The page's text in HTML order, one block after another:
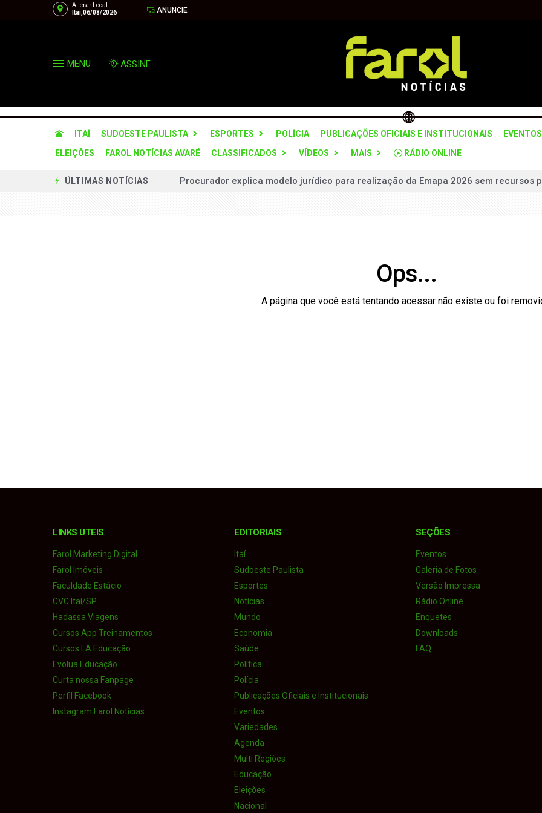
Alterar Local
Itaí,06/08/2026
ANUNCIE
MENU ASSINE
ITAÍ SUDOESTE PAULISTA ESPORTES POLÍCIA PUBLICAÇÕES OFICIAIS E INSTITUCIONAIS EVENTOS
ELEIÇÕES
FAROL NOTÍCIAS AVARÉ CLASSIFICADOS VÍDEOS MAIS RÁDIO ONLINE
ÚLTIMAS NOTÍCIAS
Procurador explica modelo jurídico para realização da Emapa 2026 sem recursos
Homem é condenado a mais de 103 anos de prisão por matar esposa e filha a
Defesa Civil de SP alerta para mudança de tempo no estado nesta quarta-feira (5)
Ops...
A página que você está tentando acessar não existe ou foi
LINKS UTEIS
Farol Marketing Digital
Farol Imóveis
Faculdade Estácio
CVC Itaí/SP
Hadassa Viagens
Cursos App Treinamentos
Cursos LA Educação
Evolua Educação
Curta nossa Fanpage
Perfil Facebook
Instagram Farol Notícias
EDITORIAIS
Itaí
Sudoeste Paulista
Esportes
Notícias
Mundo
Economia
Saúde
Política
Polícia
Publicações Oficiais e Institucionais
Eventos
Variedades
Agenda
Multi Regiões
Educação
Eleições
Nacional
SEÇÕES
Eventos
Galeria de Fotos
Versão Impressa
Rádio Online
Enquetes
Downloads
FAQ